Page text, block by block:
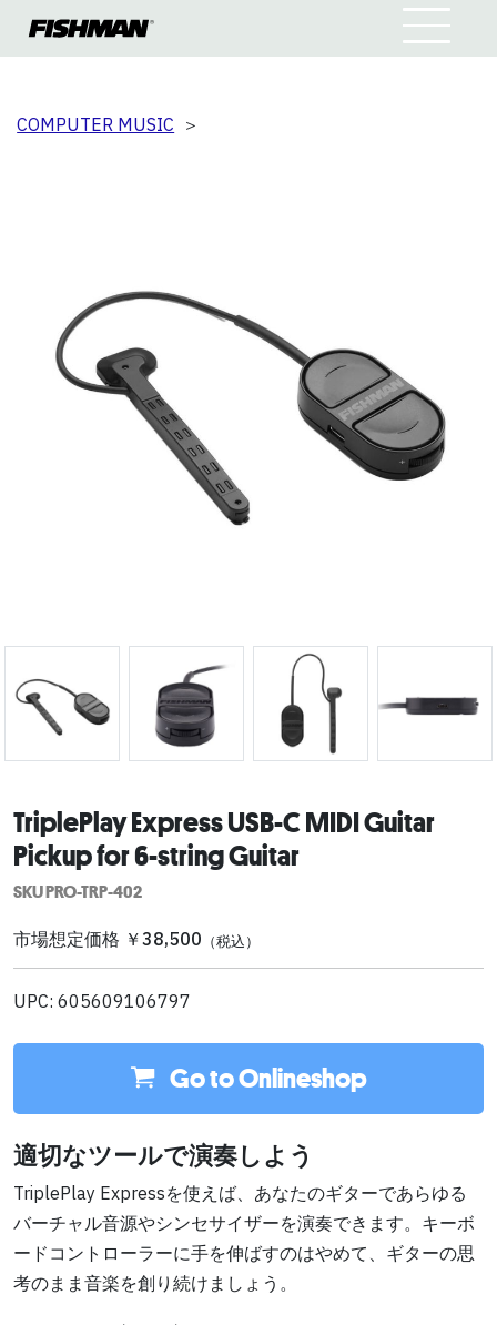
COMPUTER MUSIC ＞
TriplePlay Express USB-C MIDI Guitar
Pickup for 6-string Guitar
SKU PRO-TRP-402
市場想定価格 ￥38,500 （税込）
UPC: 605609106797
Go to Onlineshop
適切なツールで演奏しよう
TriplePlay Expressを使えば、あなたのギターであらゆる
バーチャル音源やシンセサイザーを演奏できます。キーボ
ードコントローラーに手を伸ばすのはやめて、ギターの思
考のまま音楽を創り続けましょう。